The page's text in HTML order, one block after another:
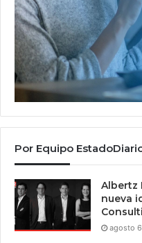
Por Equipo
Albertz
nueva
agosto